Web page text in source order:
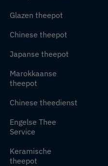
Glazen theepot
Chinese theepot
Japanse theepot
Marokkaanse
theepot
Chinese theedienst
Engelse Thee
Service
Keramische
theepot